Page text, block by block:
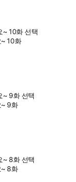
~ 10화 선택
10화
~ 9화 선택
~ 9화
~ 8화 선택
~ 8화